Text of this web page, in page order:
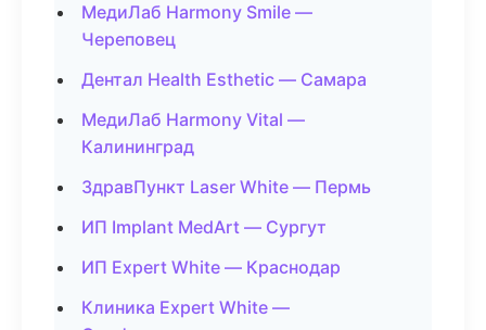
МедиЛаб Harmony Smile —
Череповец
Дентал Health Esthetic — Самара
МедиЛаб Harmony Vital —
Калининград
ЗдравПункт Laser White — Пермь
ИП Implant MedArt — Сургут
ИП Expert White — Краснодар
Клиника Expert White —